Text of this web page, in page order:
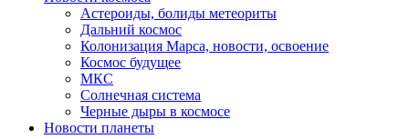
Астероиды, болиды метеориты
Дальний космос
Колонизация Марса, новости, освоение
Космос будущее
МКС
Солнечная система
Черные дыры в космосе
Новости планеты